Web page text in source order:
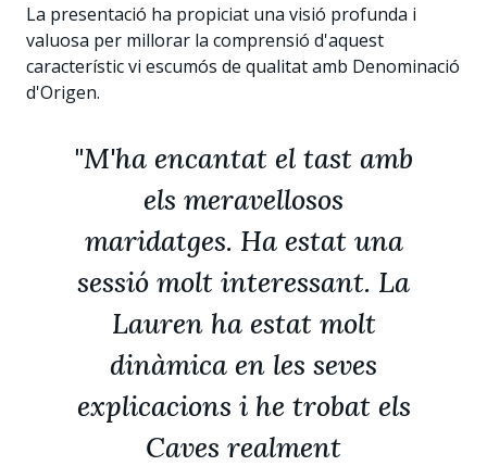
La presentació ha propiciat una visió profunda i
valuosa per millorar la comprensió d'aquest
característic vi escumós de qualitat amb Denominació
d'Origen.
"M'ha encantat el tast amb
els meravellosos
maridatges. Ha estat una
sessió molt interessant. La
Lauren ha estat molt
dinàmica en les seves
explicacions i he trobat els
Caves realment